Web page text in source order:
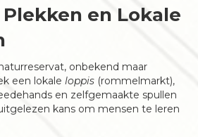
en Lokale
onbekend maar
een lokale loppis (rommelmarkt),
en zelfgemaakte spullen
kans om mensen te leren